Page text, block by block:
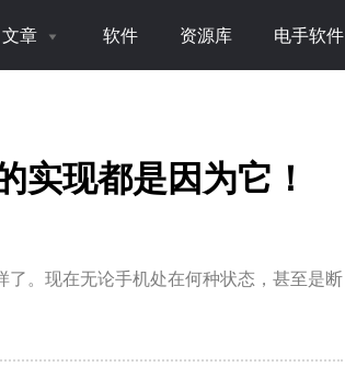
文章 软件 资源库 电手软件
实现都是因为它！
。现在无论手机处在何种状态，甚至是断